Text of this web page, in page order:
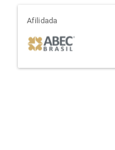
afiliada
Afilidada